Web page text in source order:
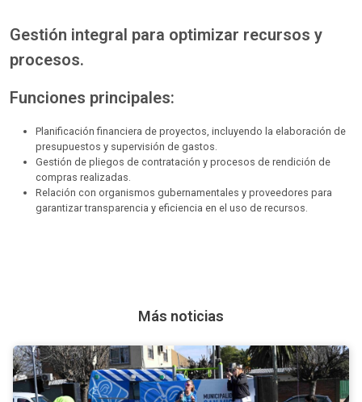
Gestión integral para optimizar recursos y
procesos.
Funciones principales:
Planificación financiera de proyectos, incluyendo la elaboración de
presupuestos y supervisión de gastos.
Gestión de pliegos de contratación y procesos de rendición de
compras realizadas.
Relación con organismos gubernamentales y proveedores para
garantizar transparencia y eficiencia en el uso de recursos.
Más noticias